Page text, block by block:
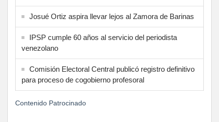
Josué Ortiz aspira llevar lejos al Zamora de Barinas
IPSP cumple 60 años al servicio del periodista
venezolano
Comisión Electoral Central publicó registro definitivo
para proceso de cogobierno profesoral
Contenido Patrocinado